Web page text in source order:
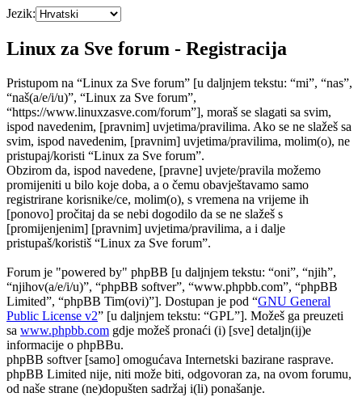
Jezik:
Linux za Sve forum - Registracija
Pristupom na “Linux za Sve forum” [u daljnjem tekstu: “mi”, “nas”,
“naš(a/e/i/u)”, “Linux za Sve forum”,
“https://www.linuxzasve.com/forum”], moraš se slagati sa svim,
ispod navedenim, [pravnim] uvjetima/pravilima. Ako se ne slažeš sa
svim, ispod navedenim, [pravnim] uvjetima/pravilima, molim(o), ne
pristupaj/koristi “Linux za Sve forum”.
Obzirom da, ispod navedene, [pravne] uvjete/pravila možemo
promijeniti u bilo koje doba, a o čemu obavještavamo samo
registrirane korisnike/ce, molim(o), s vremena na vrijeme ih
[ponovo] pročitaj da se nebi dogodilo da se ne slažeš s
[promijenjenim] [pravnim] uvjetima/pravilima, a i dalje
pristupaš/koristiš “Linux za Sve forum”.
Forum je "powered by" phpBB [u daljnjem tekstu: “oni”, “njih”,
“njihov(a/e/i/u)”, “phpBB softver”, “www.phpbb.com”, “phpBB
Limited”, “phpBB Tim(ovi)”]. Dostupan je pod “GNU General
Public License v2” [u daljnjem tekstu: “GPL”]. Možeš ga preuzeti
sa www.phpbb.com gdje možeš pronaći (i) [sve] detaljn(ij)e
informacije o phpBBu.
phpBB softver [samo] omogućava Internetski bazirane rasprave.
phpBB Limited nije, niti može biti, odgovoran za, na ovom forumu,
od naše strane (ne)dopušten sadržaj i(li) ponašanje.